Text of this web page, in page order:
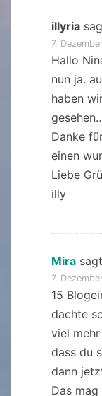
illyria
7.
Hallo
nun ja.
haben
Danke
einen
Liebe
illy
Mira
7.
15
dachte
viel
dass du
dann
Das